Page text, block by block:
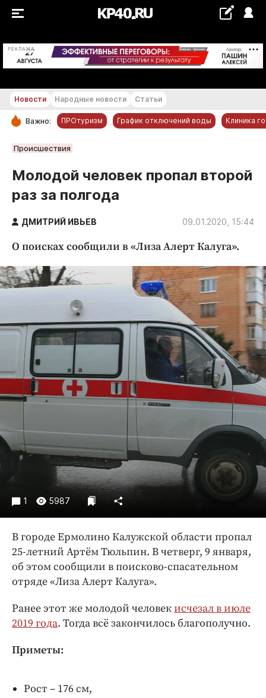
РЕКЛАМА +19...+20 °С
РУБРИКИ
Обнинск
Новости компаний
Статьи
Народные новости
Авто и транспорт
Криминал
Недвижимость и ЖКХ
Образование
Общество
Погода
Праздники
Происшествия
Экономика и бизнес
ПРОЕКТЫ
Блоги
Издания
Медиаперсона
Интересное чтиво
Клиника года
Бренд года
Работодатель года
Новости Народные новости Статьи
Важно: ПРОтуризм График отключений воды Клиника
Происшествия
Молодой человек пропал второй
раз за полгода
ДМИТРИЙ ИВЬЕВ 09.01.2020, 15:44
О поисках сообщили в «Лиза Алерт Калуга».
1 5987
В городе Ермолино Калужской области пропал
25-летний Артём Тюльпин. В четверг, 9 января,
об этом сообщили в поисково-спасательном
отряде «Лиза Алерт Калуга».
Ранее этот же молодой человекисчезал в июле
2019 года. Тогда всё закончилось благополучно.
Приметы:
Рост – 176 см,